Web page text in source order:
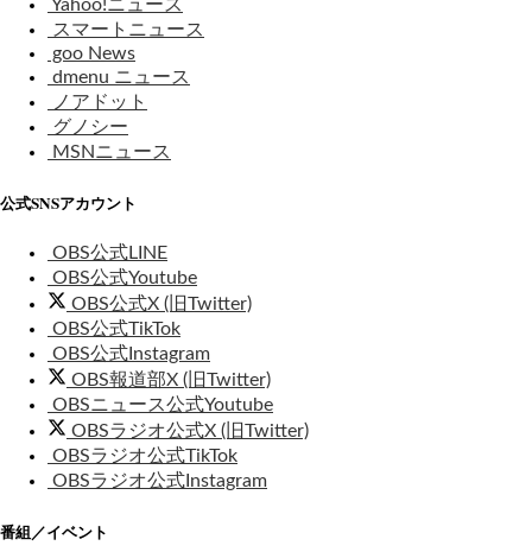
Yahoo!ニュース
スマートニュース
goo News
dmenu ニュース
ノアドット
グノシー
MSNニュース
公式SNSアカウント
OBS公式LINE
OBS公式Youtube
OBS公式X (旧Twitter)
OBS公式TikTok
OBS公式Instagram
OBS報道部X (旧Twitter)
OBSニュース公式Youtube
OBSラジオ公式X (旧Twitter)
OBSラジオ公式TikTok
OBSラジオ公式Instagram
番組／イベント